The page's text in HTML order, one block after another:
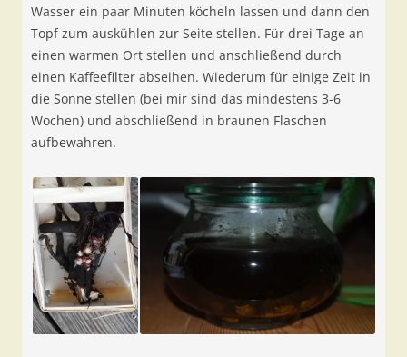
Wasser ein paar Minuten köcheln lassen und dann den
Topf zum auskühlen zur Seite stellen. Für drei Tage an
einen warmen Ort stellen und anschließend durch
einen Kaffeefilter abseihen. Wiederum für einige Zeit in
die Sonne stellen (bei mir sind das mindestens 3-6
Wochen) und abschließend in braunen Flaschen
aufbewahren.